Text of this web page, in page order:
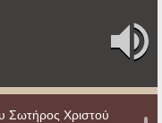
Σωτήρος Χριστού